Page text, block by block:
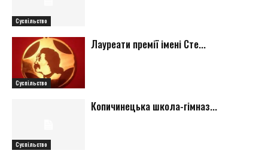
Суспільство
Суспільство
Лауреати премії імені Сте...
Суспільство
Копичинецька школа-гімназ...